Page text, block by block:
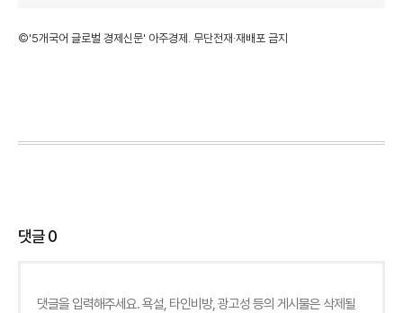
©'5개국어 글로벌 경제신문' 아주경제. 무단전재·재배포 금지
댓글0